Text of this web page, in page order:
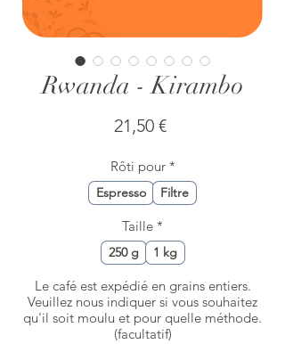
Rwanda - Kirambo
21,50 €Prix
Rôti pour *
Espresso Filtre
Taille *
250 g 1 kg
Le café est expédié en grains entiers.
Veuillez nous indiquer si vous souhaitez
qu'il soit moulu et pour quelle méthode.
(facultatif)